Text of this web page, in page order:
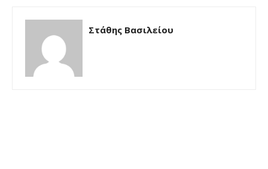
Στάθης Βασιλείου